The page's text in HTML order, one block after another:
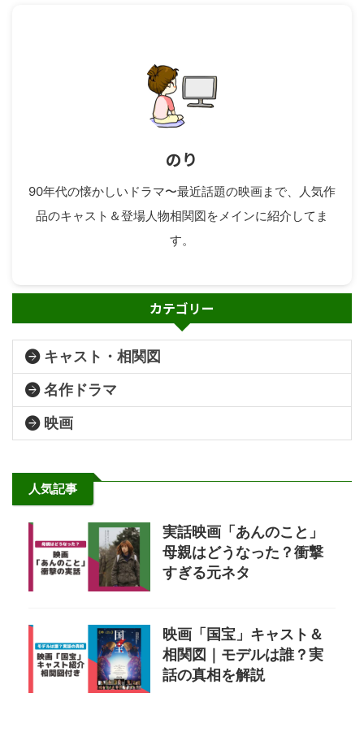
のり
90年代の懐かしいドラマ〜最近話題の映画まで、人気作
品のキャスト＆登場人物相関図をメインに紹介してま
す。
カテゴリー
キャスト・相関図
名作ドラマ
映画
人気記事
実話映画「あんのこと」
母親はどうなった？衝撃
すぎる元ネタ
映画「国宝」キャスト＆
相関図｜モデルは誰？実
話の真相を解説